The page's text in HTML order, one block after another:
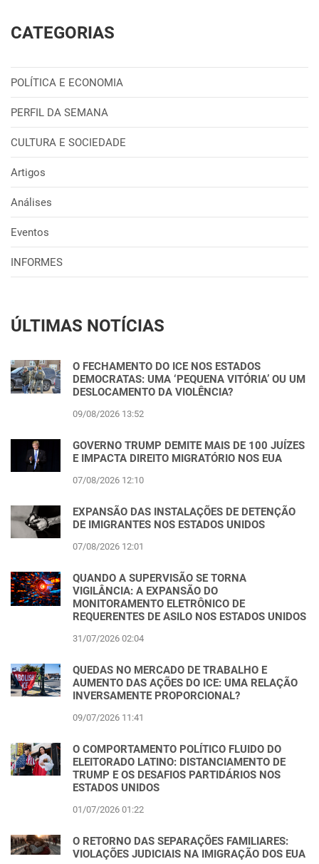
CATEGORIAS
POLÍTICA E ECONOMIA
PERFIL DA SEMANA
CULTURA E SOCIEDADE
Artigos
Análises
Eventos
INFORMES
ÚLTIMAS NOTÍCIAS
O FECHAMENTO DO ICE NOS ESTADOS
DEMOCRATAS: UMA ‘PEQUENA VITÓRIA’ OU UM
DESLOCAMENTO DA VIOLÊNCIA?
09/08/2026 13:52
GOVERNO TRUMP DEMITE MAIS DE 100 JUÍZES
E IMPACTA DIREITO MIGRATÓRIO NOS EUA
07/08/2026 12:10
EXPANSÃO DAS INSTALAÇÕES DE DETENÇÃO
DE IMIGRANTES NOS ESTADOS UNIDOS
07/08/2026 12:01
QUANDO A SUPERVISÃO SE TORNA
VIGILÂNCIA: A EXPANSÃO DO
MONITORAMENTO ELETRÔNICO DE
REQUERENTES DE ASILO NOS ESTADOS UNIDOS
31/07/2026 02:04
QUEDAS NO MERCADO DE TRABALHO E
AUMENTO DAS AÇÕES DO ICE: UMA RELAÇÃO
INVERSAMENTE PROPORCIONAL?
09/07/2026 11:41
O COMPORTAMENTO POLÍTICO FLUIDO DO
ELEITORADO LATINO: DISTANCIAMENTO DE
TRUMP E OS DESAFIOS PARTIDÁRIOS NOS
ESTADOS UNIDOS
01/07/2026 01:22
O RETORNO DAS SEPARAÇÕES FAMILIARES:
VIOLAÇÕES JUDICIAIS NA IMIGRAÇÃO DOS EUA